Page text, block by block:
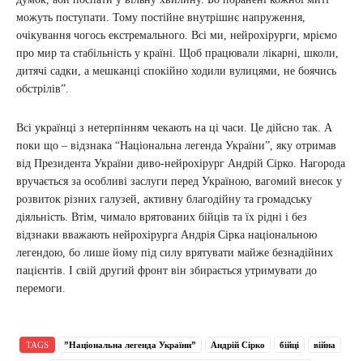
можуть поступати. Тому постійне внутрішнє напруження,
очікування чогось екстремального. Всі ми, нейрохірурги, мріємо
про мир та стабільність у країні. Щоб працювали лікарні, школи,
дитячі садки, а мешканці спокійно ходили вулицями, не боячись
обстрілів”.
Всі українці з нетерпінням чекають на ці часи. Це дійсно так. А
поки що – відзнака “Національна легенда України”, яку отримав
від Президента України диво-нейрохірург Андрій Сірко. Нагорода
вручається за особливі заслуги перед Україною, вагомий внесок у
розвиток різних галузей, активну благодійну та громадську
діяльність. Втім, чимало врятованих бійців та їх рідні і без
відзнаки вважають нейрохірурга Андрія Сірка національною
легендою, бо лише йому під силу врятувати майже безнадійних
пацієнтів. І свій другий фронт він збирається утримувати до
перемоги.
TAGS ”Національна легенда України” Андрій Сірко бійці війна